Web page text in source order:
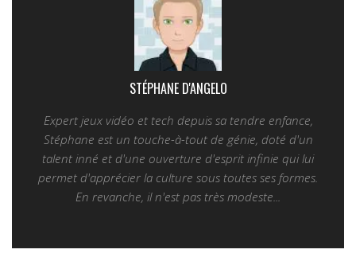
STÉPHANE D'ANGELO
Expert jeux vidéo et tech depuis sa tendre enfance,
Stéphane est un touche-à-tout de génie, doté d'un
talent inné et d'une ouverture d'esprit infinie qui lui
permet d'apprécier la culture sous toutes ses formes.
En revanche, il n'est pas très modeste...